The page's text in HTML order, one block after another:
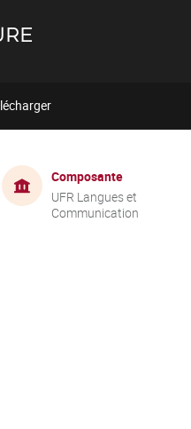
Composante
UFR Langues et
Communication